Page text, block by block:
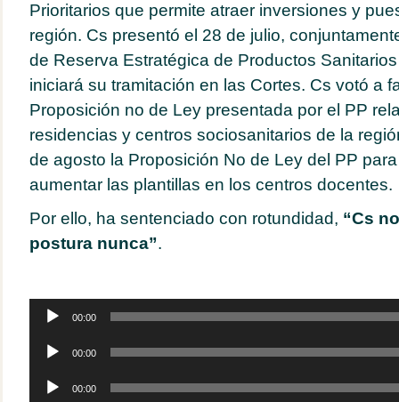
Prioritarios que permite atraer inversiones y
región. Cs presentó el 28 de julio,
de Reserva Estratégica de Productos
iniciará su tramitación en las Cortes. Cs votó a
Proposición no de Ley presentada por el PP
residencias y centros sociosanitarios de la
de agosto la Proposición No de Ley del PP
aumentar las plantillas en los centros docentes.
Por ello, ha sentenciado con rotundidad, “Cs
postura nunca”.
Reproductor
00:00
Reproductor
00:00
Reproductor
00:00